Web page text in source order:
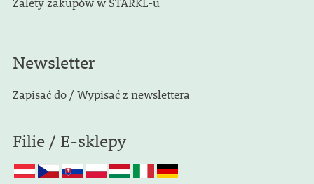
Newsletter
Zapisać do / Wypisać z newslettera
Filie / E-sklepy